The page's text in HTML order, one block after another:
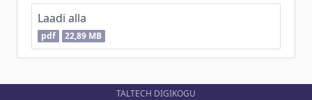
Laadi alla
pdf 22,89 MB
TALTECH DIGIKOGU